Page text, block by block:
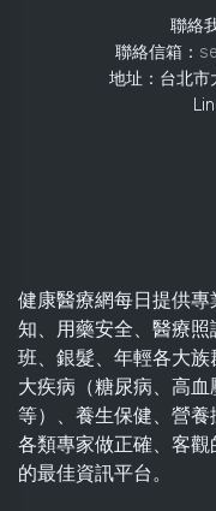
聯絡
聯絡信箱：
地址：台北市
健康醫療網每日提供
知、用藥安全、醫療
班、銀髮、年輕各大
大疾病（糖尿病、高
等）、養生保健、營
各類專家做正確、客
的最佳資訊平台。